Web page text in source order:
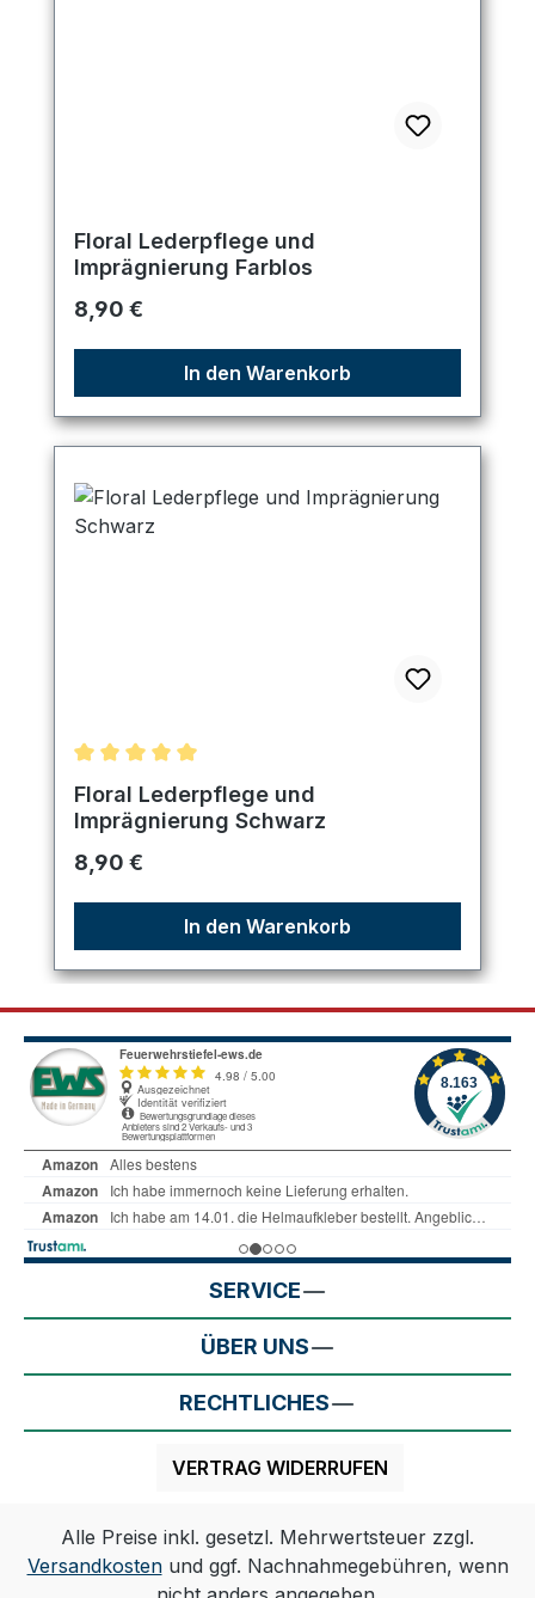
Floral Lederpflege und
Imprägnierung Farblos
Regulärer Preis:
8,90 €
In den Warenkorb
Durchschnittliche Bewertung von 5 von 5 Sternen
Floral Lederpflege und
Imprägnierung Schwarz
Regulärer Preis:
8,90 €
In den Warenkorb
SERVICE
ÜBER UNS
RECHTLICHES
VERTRAG WIDERRUFEN
Alle Preise inkl. gesetzl. Mehrwertsteuer zzgl.
Versandkostenund ggf. Nachnahmegebühren, wenn